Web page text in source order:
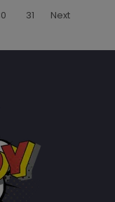
31 Next